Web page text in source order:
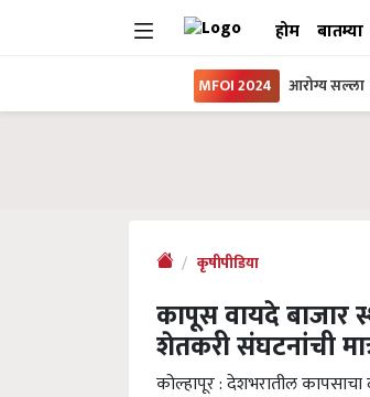
होम बातम्या
MFOI 2024 आरोग्य सल्ला
कृषीपीडिया
कापूस वायदे बाजार
शेतकरी संघटनांची
कोल्हापूर : देशभरातील